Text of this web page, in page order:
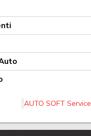
AUTO SOFT Service